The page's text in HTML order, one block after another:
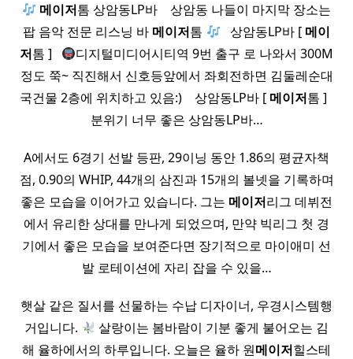
메이저톰 상암동LP바 ​ ​ ​ 상암동 나들이 마지막 장소는
팝 음악 전문 리스닝 바 메이저톰 ​ ​ 상암동LP바 [ 메이
저톰 ] ​ ​
디지털미디어시티역 9번 출구 로 나와서 300M
정도 쭉~ 직진해서 신호등앞에서 좌회전하면 김둘레순대
국건물 2층에 위치하고 있음:) ​ ​ ​ 상암동LP바 [ 메이저톰 ] ​ ​
분위기 너무 좋은 상암동LP바…
A에서도 6경기 선발 등판, 29이닝 동안 1.86의 평균자책
점, 0.90의 WHIP, 44개의 삼진과 15개의 볼넷을 기록하며
좋은 모습을 이어가고 있습니다. 그는 메이저리그 데뷔전
에서 유리한 상대를 만나게 되었으며, 만약 빅리그 첫 경
기에서 좋은 모습을 보여준다면 장기적으로 마이애미 선
발 로테이션에 자리 잡을 수 있을…
햇살 같은 질서를 선물하는 수납 디자이너, 우경시스템행
거입니다.
살랑이는 봄바람이 기분 좋게 불어오는 김
해 율하에서의 하루입니다. 오늘은 율하 원메이저힐스테